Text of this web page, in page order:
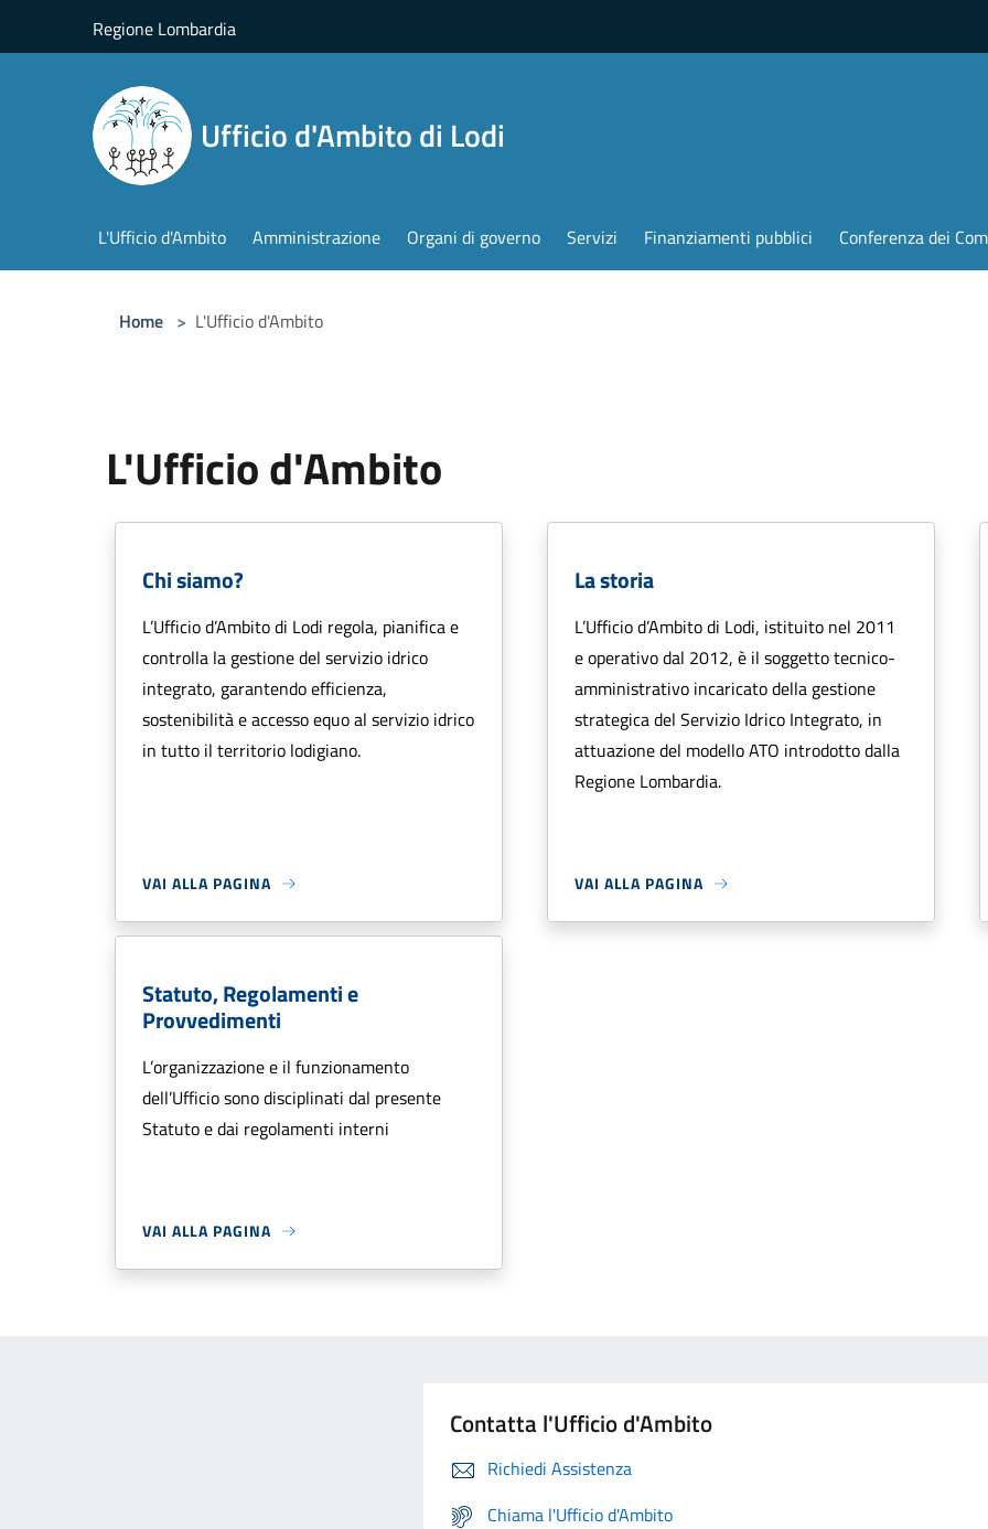
Regione Lombardia
Ufficio d'Ambito di Lodi
L'Ufficio d'Ambito Amministrazione Organi di governo Servizi Finanziamenti pubblici Conferenza dei
Home > L'Ufficio d'Ambito
L'Ufficio d'Ambito
Chi siamo?
L’Ufficio d’Ambito di Lodi regola, pianifica e
controlla la gestione del servizio idrico
integrato, garantendo efficienza,
sostenibilità e accesso equo al servizio idrico
in tutto il territorio lodigiano.
VAI ALLA PAGINA
La storia
L’Ufficio d’Ambito di Lodi, istituito nel 2011
e operativo dal 2012, è il soggetto tecnico-
amministrativo incaricato della gestione
strategica del Servizio Idrico Integrato, in
attuazione del modello ATO introdotto dalla
Regione Lombardia.
VAI ALLA PAGINA
Statuto, Regolamenti e
Provvedimenti
L’organizzazione e il funzionamento
dell’Ufficio sono disciplinati dal presente
Statuto e dai regolamenti interni
VAI ALLA PAGINA
Contatta l'Ufficio d'Ambito
Richiedi Assistenza
Chiama l'Ufficio d'Ambito